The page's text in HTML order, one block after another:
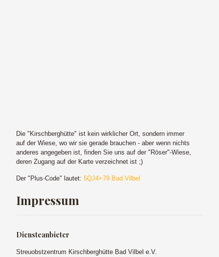
Die "Kirschberghütte" ist kein wirklicher Ort, sondern immer
auf der Wiese, wo wir sie gerade brauchen - aber wenn nichts
anderes angegeben ist, finden Sie uns auf der "Röser"-Wiese,
deren Zugang auf der Karte verzeichnet ist ;)
Der "Plus-Code" lautet: 5QJ4+79 Bad Vilbel
Impressum
Diensteanbieter
Streuobstzentrum Kirschberghütte Bad Vilbel e.V.